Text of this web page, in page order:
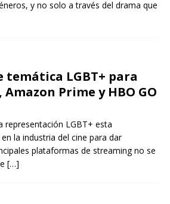
y no solo a través del drama que
temática LGBT+ para
Prime y HBO GO
representación LGBT+ esta
la industria del cine para dar
plataformas de streaming no se
[…]